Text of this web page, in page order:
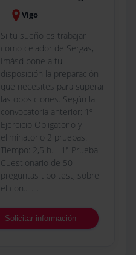
Vigo
Si tu sueño es trabajar
como celador de Sergas,
Imásd pone a tu
disposición la preparación
que necesites para superar
las oposiciones. Según la
convocatoria anterior: 1º
Ejercicio Obligatorio y
eliminatorio 2 pruebas:
Tiempo: 2,5 h. - 1ª Prueba
Cuestionario de 50
preguntas tipo test, sobre
el con... ....
Solicitar información